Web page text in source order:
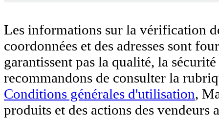
Les informations sur la vérification
coordonnées et des adresses sont
garantissent pas la qualité, la
recommandons de consulter la
Conditions générales d'utilisation,
produits et des actions des vendeurs